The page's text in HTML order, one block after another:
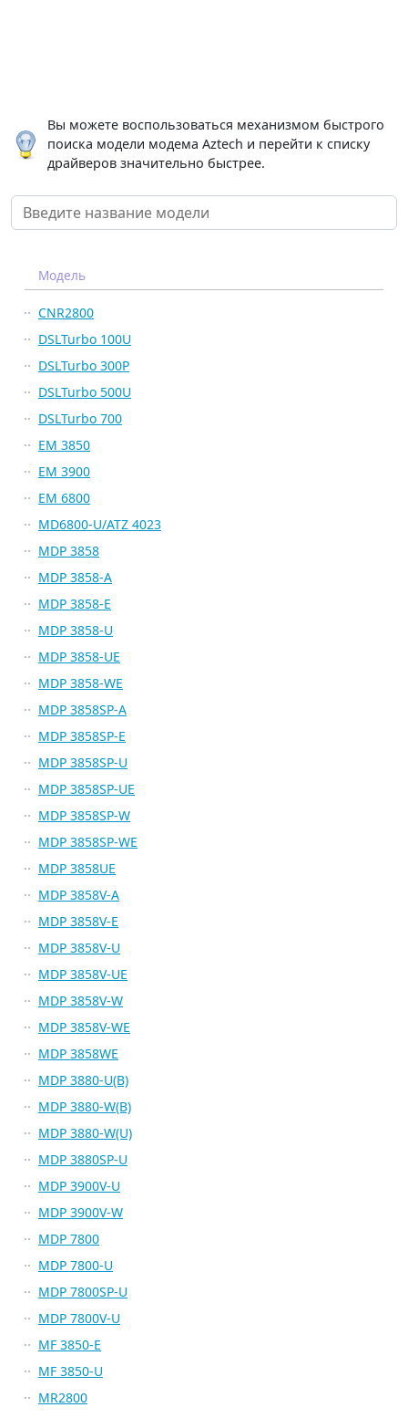
Вы можете воспользоваться механизмом быстрого
поиска модели модема Aztech и перейти к списку
драйверов значительно быстрее.
Модель
CNR2800
DSLTurbo 100U
DSLTurbo 300P
DSLTurbo 500U
DSLTurbo 700
EM 3850
EM 3900
EM 6800
MD6800-U/ATZ 4023
MDP 3858
MDP 3858-A
MDP 3858-E
MDP 3858-U
MDP 3858-UE
MDP 3858-WE
MDP 3858SP-A
MDP 3858SP-E
MDP 3858SP-U
MDP 3858SP-UE
MDP 3858SP-W
MDP 3858SP-WE
MDP 3858UE
MDP 3858V-A
MDP 3858V-E
MDP 3858V-U
MDP 3858V-UE
MDP 3858V-W
MDP 3858V-WE
MDP 3858WE
MDP 3880-U(B)
MDP 3880-W(B)
MDP 3880-W(U)
MDP 3880SP-U
MDP 3900V-U
MDP 3900V-W
MDP 7800
MDP 7800-U
MDP 7800SP-U
MDP 7800V-U
MF 3850-E
MF 3850-U
MR2800